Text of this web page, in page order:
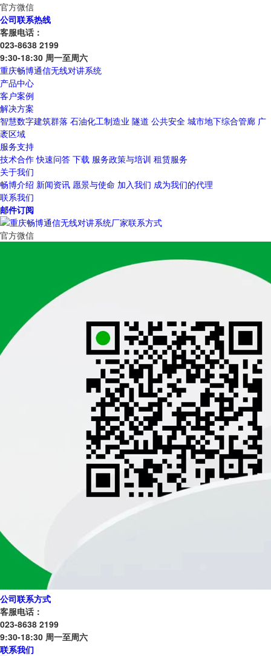
官方微信
公司联系热线
客服电话：
023-8638 2199
9:30-18:30 周一至周六
重庆畅博通信无线对讲系统
产品中心
客户案例
解决方案
智慧数字建筑群落 石油化工制造业 隧道 公共安全 城市地下综合管廊 广
袤区域
服务支持
技术合作 快速问答 下载 服务政策与培训 租赁服务
关于我们
畅博介绍 新闻资讯 愿景与使命 加入我们 成为我们的代理
联系我们
邮件订阅
官方微信
公司联系方式
客服电话：
023-8638 2199
9:30-18:30 周一至周六
联系我们